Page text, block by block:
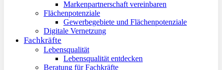
Markenpartnerschaft vereinbaren
Flächenpotenziale
Gewerbegebiete und Flächenpotenziale
Digitale Vernetzung
Fachkräfte
Lebensqualität
Lebensqualität entdecken
Beratung für Fachkräfte